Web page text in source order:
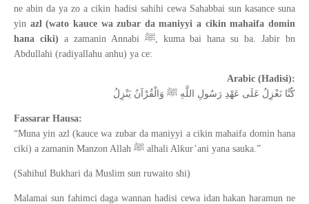
ne abin da ya zo a cikin hadisi sahihi cewa Sahabbai sun kasance suna
yin azl (wato kauce wa zubar da maniyyi a cikin mahaifa domin
hana ciki) a zamanin Annabi ﷺ, kuma bai hana su ba. Jabir bn
Abdullahi (radiyallahu anhu) ya ce:
Arabic (Hadisi):
كُنَّا نَعْزِلُ عَلَى عَهْدِ رَسُولِ اللَّهِ ﷺ وَالْقُرْآنُ يَنْزِلُ
Fassarar Hausa:
“Muna yin azl (kauce wa zubar da maniyyi a cikin mahaifa domin hana
ciki) a zamanin Manzon Allah ﷺ alhali Alƙur’ani yana sauka.”
(Sahihul Bukhari da Muslim sun ruwaito shi)
Malamai sun fahimci daga wannan hadisi cewa idan hakan haramun ne